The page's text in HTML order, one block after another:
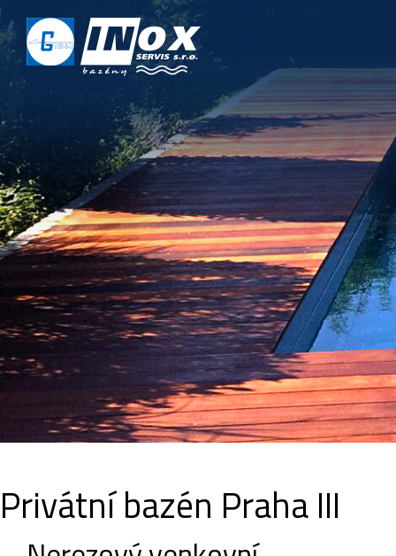
DOMŮ
O NÁS
REALIZACE
SERVIS
KONTAKT
Privátní bazén Praha III